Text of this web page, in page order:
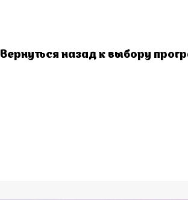
Вернуться назад к выбору